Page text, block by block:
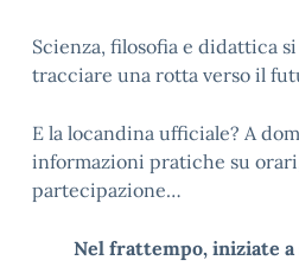
Scienza, filosofia e didattica
tracciare una rotta verso il
E la locandina ufficiale? A
informazioni pratiche su
partecipazione…
Nel frattempo, iniziate